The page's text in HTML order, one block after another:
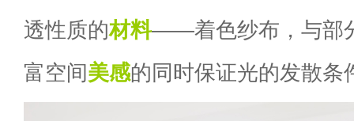
透性质的材料——着色纱布，与部
富空间美感的同时保证光的发散条